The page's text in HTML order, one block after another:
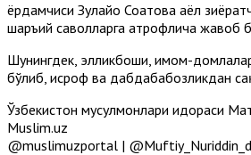
ёрдамчиси Зулайҳо Соатова аёл
шаръий саволларга атрофлича жавоб
Шунингдек, элликбоши, имом-
бўлиб, исроф ва дабдабабозликдан
Ўзбекистон мусулмонлари идораси
Muslim.uz
@muslimuzportal |